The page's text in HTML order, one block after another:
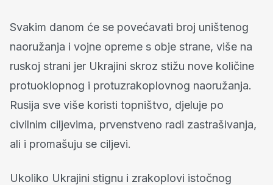
Svakim danom će se povećavati broj uništenog
naoružanja i vojne opreme s obje strane, više na
ruskoj strani jer Ukrajini skroz stižu nove količine
protuoklopnog i protuzrakoplovnog naoružanja.
Rusija sve više koristi topništvo, djeluje po
civilnim ciljevima, prvenstveno radi zastrašivanja,
ali i promašuju se ciljevi.
Ukoliko Ukrajini stignu i zrakoplovi istočnog